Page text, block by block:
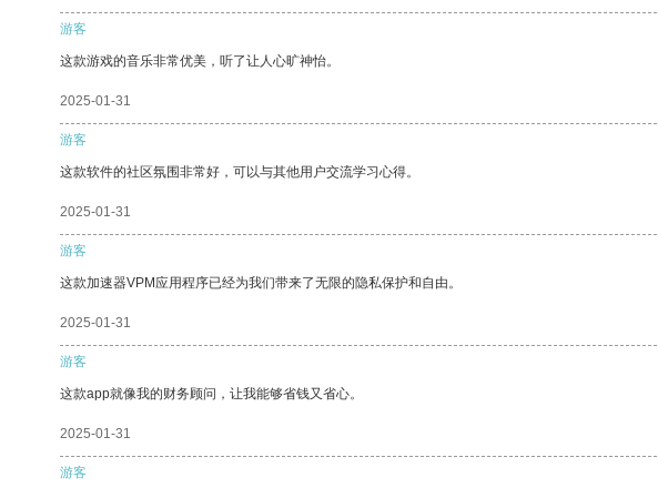
游客
这款游戏的音乐非常优美，听了让人心旷神怡。
2025-01-31
游客
这款软件的社区氛围非常好，可以与其他用户交流学习心得。
2025-01-31
游客
这款加速器VPM应用程序已经为我们带来了无限的隐私保护和自由。
2025-01-31
游客
这款app就像我的财务顾问，让我能够省钱又省心。
2025-01-31
游客